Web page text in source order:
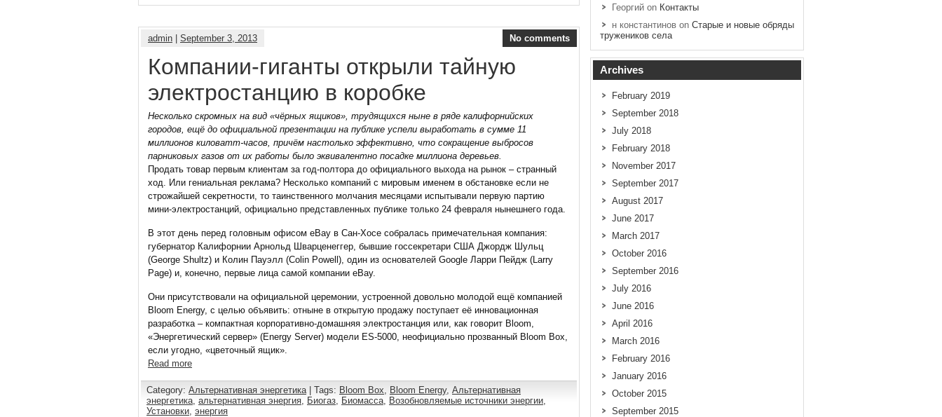
admin September 3, 2013 No comments
Компании-гиганты открыли тайную
электростанцию в коробке
Несколько скромных на вид «чёрных ящиков», трудящихся ныне в ряде калифорнийских
городов, ещё до официальной презентации на публике успели выработать в сумме 11
миллионов киловатт-часов, причём настолько эффективно, что сокращение выбросов
парниковых газов от их работы было эквивалентно посадке миллиона деревьев.
Продать товар первым клиентам за год-полтора до официального выхода на рынок – странный
ход. Или гениальная реклама? Несколько компаний с мировым именем в обстановке если не
строжайшей секретности, то таинственного молчания месяцами испытывали первую партию
мини-электростанций, официально представленных публике только 24 февраля нынешнего года.
В этот день перед головным офисом eBay в Сан-Хосе собралась примечательная компания:
губернатор Калифорнии Арнольд Шварценеггер, бывшие госсекретари США Джордж Шульц
(George Shultz) и Колин Пауэлл (Colin Powell), один из основателей Google Ларри Пейдж (Larry
Page) и, конечно, первые лица самой компании eBay.
Они присутствовали на официальной церемонии, устроенной довольно молодой ещё компанией
Bloom Energy, с целью объявить: отныне в открытую продажу поступает её инновационная
разработка – компактная корпоративно-домашняя электростанция или, как говорит Bloom,
«Энергетический сервер» (Energy Server) модели ES-5000, неофициально прозванный Bloom Box,
если угодно, «цветочный ящик».
Read more
Category: Альтернативная энергетика| Tags: Bloom Box, Bloom Energy, Альтернативная
энергетика, альтернативная энергия, Биогаз, Биомасса, Возобновляемые источники энергии,
Установки, энергия
Георгий on Контакты
н константинов on Старые и новые обряды
тружеников села
Archives
February 2019
September 2018
July 2018
February 2018
November 2017
September 2017
August 2017
June 2017
March 2017
October 2016
September 2016
July 2016
June 2016
April 2016
March 2016
February 2016
January 2016
October 2015
September 2015